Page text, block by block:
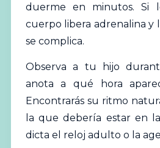
duerme en minutos. Si
cuerpo libera adrenalina y
se complica.
Observa a tu hijo
anota a qué hora
Encontrarás su ritmo
la que debería estar en
dicta el reloj adulto o la